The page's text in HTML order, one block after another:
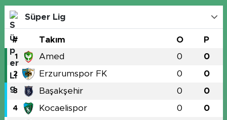
Süper Lig
# Takım O P
1 Amed 0 0
2 Erzurumspor FK 0 0
3 Başakşehir 0 0
4 Kocaelispor 0 0